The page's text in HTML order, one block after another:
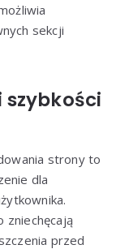
sekcji
strony to
dla
zniechęcają
przed